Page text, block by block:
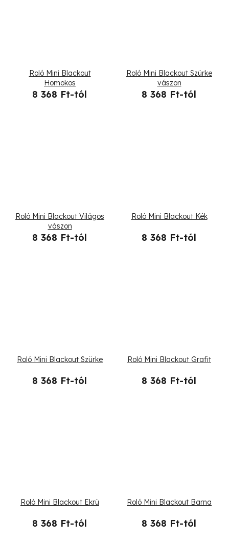
Roló Mini Blackout
Homokos
8 368 Ft-tól
Roló Mini Blackout Szürke
vászon
8 368 Ft-tól
Roló Mini Blackout Világos
vászon
8 368 Ft-tól
Roló Mini Blackout Kék
8 368 Ft-tól
Roló Mini Blackout Szürke
8 368 Ft-tól
Roló Mini Blackout Grafit
8 368 Ft-tól
Roló Mini Blackout Ekrü
8 368 Ft-tól
Roló Mini Blackout Barna
8 368 Ft-tól